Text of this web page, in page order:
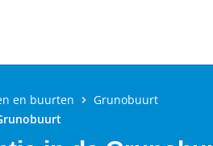
en buurten
Grunobuurt